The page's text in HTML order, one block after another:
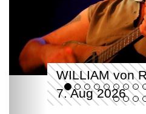
WILLIAM von
7. Aug 2026